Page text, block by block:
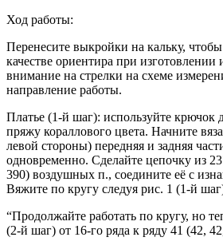
Ход работы:
Перенесите выкройки на кальку,
качестве ориентира при изготовлении
внимание на стрелки на схеме
направление работы.
Платье (1-й шаг): используйте крючок
пряжу кораллового цвета. Начните
левой стороны) передняя и задняя
одновременно. Сделайте цепочку из
390) воздушных п., соедините её с
Вяжите по кругу следуя рис. 1 (1-й
“Продолжайте работать по кругу, но
(2-й шаг) от 16-го ряда к ряду 41 (42,